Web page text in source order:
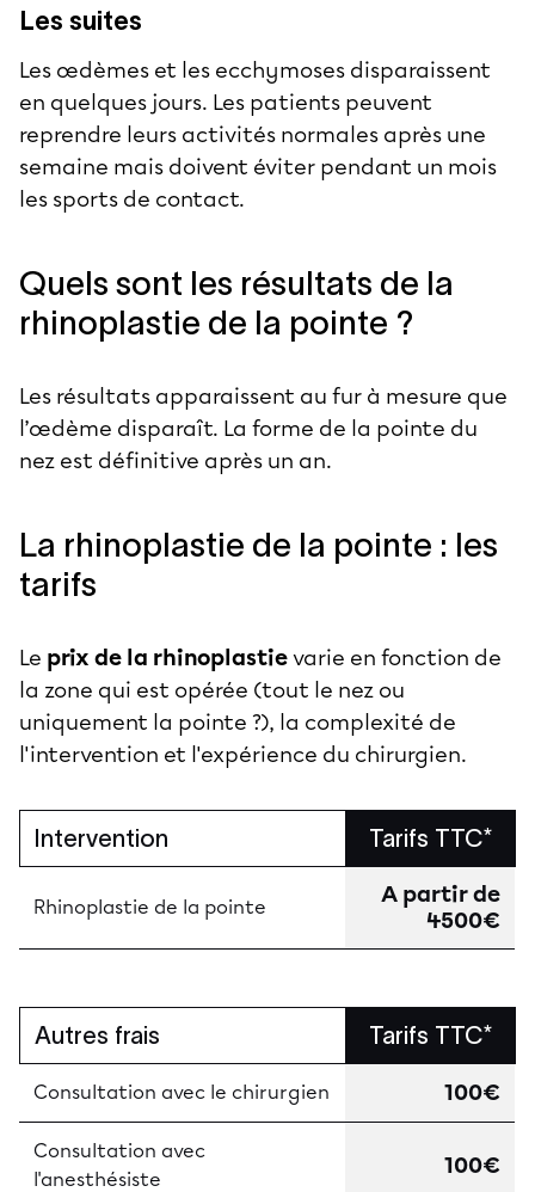
Les suites
Les œdèmes et les ecchymoses disparaissent
en quelques jours. Les patients peuvent
reprendre leurs activités normales après une
semaine mais doivent éviter pendant un mois
les sports de contact.
Quels sont les résultats de la
rhinoplastie de la pointe ?
Les résultats apparaissent au fur à mesure que
l’œdème disparaît. La forme de la pointe du
nez est définitive après un an.
La rhinoplastie de la pointe : les
tarifs
Le prix de la rhinoplastievarie en fonction de
la zone qui est opérée (tout le nez ou
uniquement la pointe ?), la complexité de
l'intervention et l'expérience du chirurgien.
Intervention Tarifs TTC*
Rhinoplastie de la pointe
A partir de
4500€
Autres frais Tarifs TTC*
Consultation avec le chirurgien 100€
Consultation avec
l'anesthésiste
100€